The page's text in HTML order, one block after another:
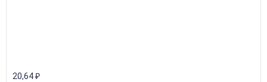
20,64₽